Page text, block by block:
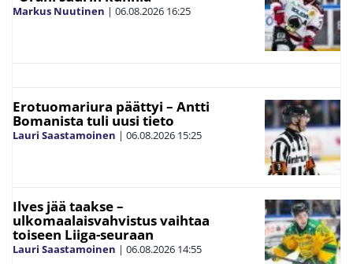
Markus Nuutinen | 06.08.2026 16:25
Erotuomariura päättyi – Antti
Bomanista tuli uusi tieto
Lauri Saastamoinen | 06.08.2026 15:25
Ilves jää taakse –
ulkomaalaisvahvistus vaihtaa
toiseen Liiga-seuraan
Lauri Saastamoinen | 06.08.2026 14:55